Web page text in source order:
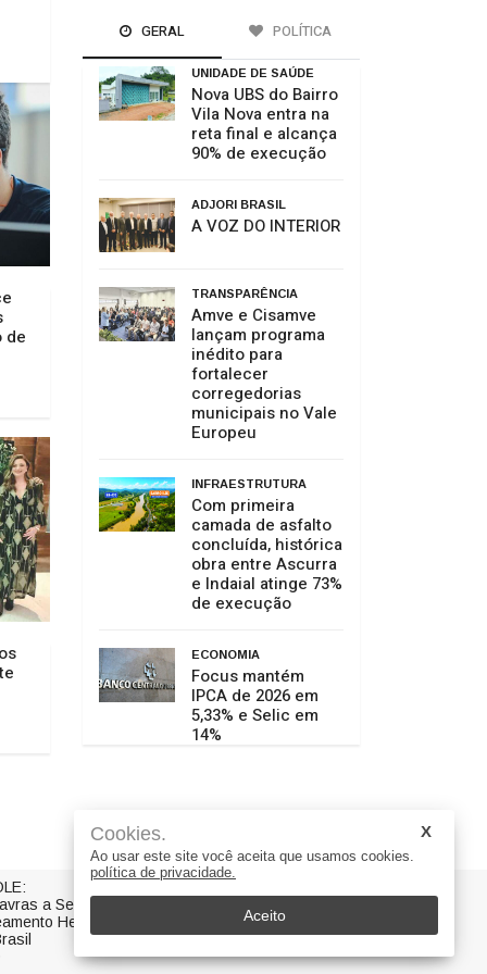
de
GERAL POLÍTICA
UNIDADE DE SAÚDE
Nova UBS do Bairro
Vila Nova entra na
reta final e alcança
90% de execução
ADJORI BRASIL
A VOZ DO INTERIOR
TRANSPARÊNCIA
Amve e Cisamve
lançam programa
inédito para
fortalecer
corregedorias
municipais no Vale
Europeu
INFRAESTRUTURA
Com primeira
camada de asfalto
concluída, histórica
obra entre Ascurra
e Indaial atinge 73%
de execução
ECONOMIA
Focus mantém
IPCA de 2026 em
5,33% e Selic em
14%
a Serviço da Notícia
Helena B. Morro
Cookies.
Ao usar este site você aceita que usamos cookies.
política de privacidade.
Aceito